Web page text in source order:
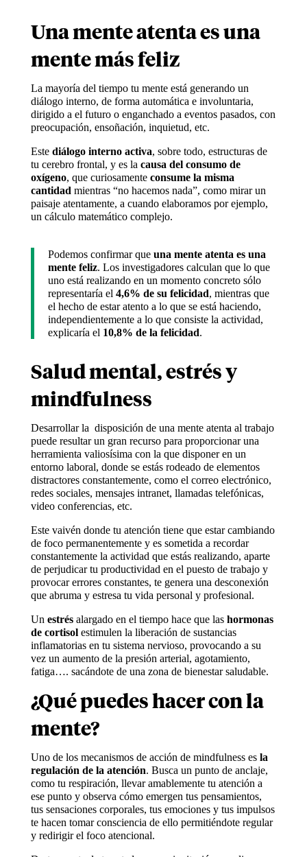
Una mente atenta es una
mente más feliz
La mayoría del tiempo tu mente está generando un
diálogo interno, de forma automática e involuntaria,
dirigido a el futuro o enganchado a eventos pasados, con
preocupación, ensoñación, inquietud, etc.
Este diálogo interno activa, sobre todo, estructuras de
tu cerebro frontal, y es la causa del consumo de
oxígeno, que curiosamente consume la misma
cantidad mientras “no hacemos nada”, como mirar un
paisaje atentamente, a cuando elaboramos por ejemplo,
un cálculo matemático complejo.
Podemos confirmar que una mente atenta es una
mente feliz. Los investigadores calculan que lo que
uno está realizando en un momento concreto sólo
representaría el 4,6% de su felicidad, mientras que
el hecho de estar atento a lo que se está haciendo,
independientemente a lo que consiste la actividad,
explicaría el 10,8% de la felicidad.
Salud mental, estrés y
mindfulness
Desarrollar la disposición de una mente atenta al trabajo
puede resultar un gran recurso para proporcionar una
herramienta valiosísima con la que disponer en un
entorno laboral, donde se estás rodeado de elementos
distractores constantemente, como el correo electrónico,
redes sociales, mensajes intranet, llamadas telefónicas,
video conferencias, etc.
Este vaivén donde tu atención tiene que estar cambiando
de foco permanentemente y es sometida a recordar
constantemente la actividad que estás realizando, aparte
de perjudicar tu productividad en el puesto de trabajo y
provocar errores constantes, te genera una desconexión
que abruma y estresa tu vida personal y profesional.
Un estrésalargado en el tiempo hace que las hormonas
de cortisolestimulen la liberación de sustancias
inflamatorias en tu sistema nervioso, provocando a su
vez un aumento de la presión arterial, agotamiento,
fatiga…. sacándote de una zona de bienestar saludable.
¿Qué puedes hacer con la
mente?
Uno de los mecanismos de acción de mindfulness es la
regulación de la atención. Busca un punto de anclaje,
como tu respiración, llevar amablemente tu atención a
ese punto y observa cómo emergen tus pensamientos,
tus sensaciones corporales, tus emociones y tus impulsos
te hacen tomar consciencia de ello permitiéndote regular
y redirigir el foco atencional.